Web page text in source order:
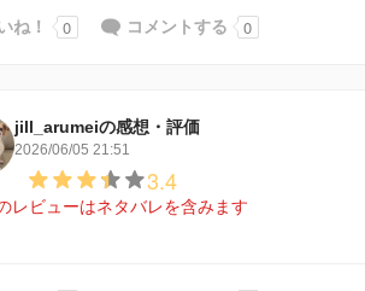
ね！ 0 コメントする 0
jill_arumeiの感想・評価
2026/06/05 21:51
3.4
レビューはネタバレを含みます